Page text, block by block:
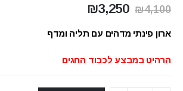
₪4,100
המחיר
היה:
₪3,250
הוא:
ארון פינתי מדהים עם תליה ומדף
הרהיט במבצע לכבוד החגים